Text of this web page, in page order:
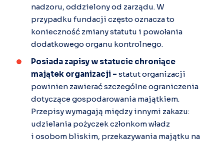
nadzoru, oddzielony od zarządu. W
przypadku fundacji często oznacza to
konieczność zmiany statutu i powołania
dodatkowego organu kontrolnego.
Posiada zapisy w statucie chroniące
majątek organizacji – statut organizacji
powinien zawierać szczególne ograniczenia
dotyczące gospodarowania majątkiem.
Przepisy wymagają między innymi zakazu:
udzielania pożyczek członkom władz
i osobom bliskim, przekazywania majątku na